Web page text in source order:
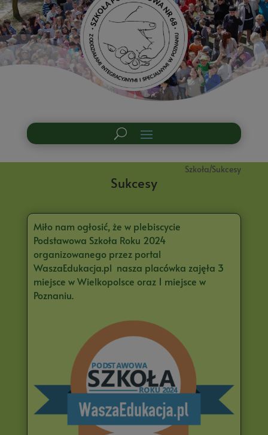
Szkoła/Sukcesy
Sukcesy
Miło nam ogłosić, że w plebiscycie
Podstawowa Szkoła Roku 2024
organizowanego przez portal
WaszaEdukacja.pl nasza placówka zajęła 3
miejsce w Wielkopolsce oraz 1 miejsce w
Poznaniu.